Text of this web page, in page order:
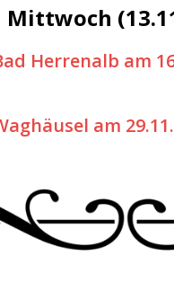
Mittwoch
Herrenalb am
am